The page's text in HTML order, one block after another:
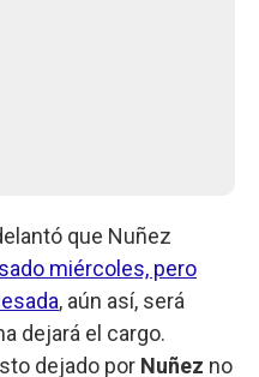
que Nuñez
miércoles, pero
, aún así, será
dejará el cargo.
dejado por Nuñez no